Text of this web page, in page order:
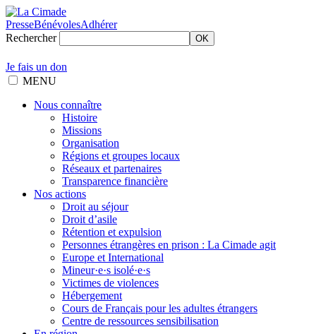
PresseBénévolesAdhérer
Rechercher
OK
Je fais un don
MENU
Nous connaître
Histoire
Missions
Organisation
Régions et groupes locaux
Réseaux et partenaires
Transparence financière
Nos actions
Droit au séjour
Droit d’asile
Rétention et expulsion
Personnes étrangères en prison : La Cimade agit
Europe et International
Mineur·e·s isolé·e·s
Victimes de violences
Hébergement
Cours de Français pour les adultes étrangers
Centre de ressources sensibilisation